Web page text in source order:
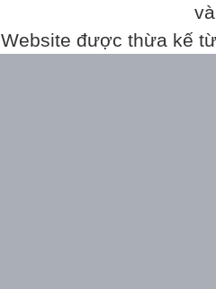
Website được thừa kế